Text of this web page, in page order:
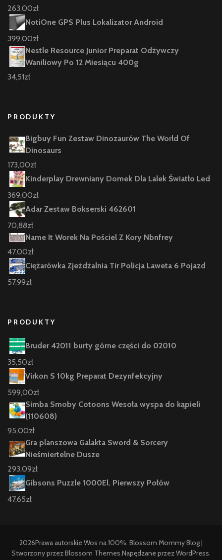
263,00zł
NotiOne GPS Plus Lokalizator Android
399,00zł
Nestle Resource Junior Preparat Odżywczy
Waniliowy Po 12 Miesiącu 400g
34,51zł
PRODUKTY
Bigbuy Fun Zestaw Dinozaurów The World Of
Dinosaurs
173,00zł
Kinderplay Drewniany Domek Dla Lalek Światło Led
369,00zł
Adar Zestaw Bokserski 462601
70,88zł
Name It Worek Na Pościel Z Kory Nbnfrey
47,00zł
Ciężarówka Zjeżdżalnia Tir Policja Laweta 6 Pojazd
57,99zł
PRODUKTY
Bruder 42011 burty górne części do 02010
35,50zł
Virkon S 10kg Preparat Dezynfekcyjny
599,00zł
Simba Smoby Cotoons Wesoła wyspa do kąpieli
(110608)
95,00zł
Gra planszowa Galakta Sword & Sorcery
Nieśmiertelne Dusze
293,09zł
Gibsons Puzzle 1000El. Pierwszy Połów
47,65zł
2026Prawa autorskieWos na 100%. Blossom Mommy Blog |
Stworzony przezBlossom Themes.Napędzane przezWordPress.